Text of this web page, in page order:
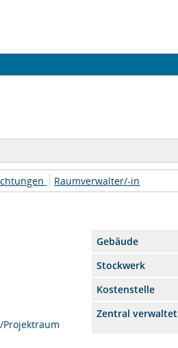
Raumverwalter/-in
Gebäude
Stockwerk
Kostenstelle
Zentral verwaltet